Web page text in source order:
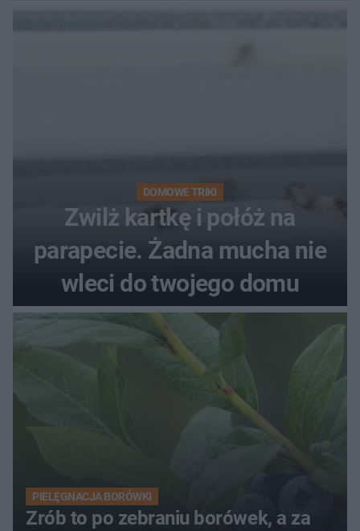
DOMOWE TRIKI
Zwilż kartkę i połóż na
parapecie. Żadna mucha nie
wleci do twojego domu
PIELĘGNACJA BORÓWKI
Zrób to po zebraniu borówek, a za